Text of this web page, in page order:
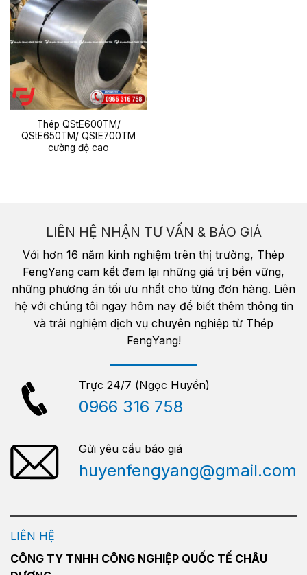
Thép QStE600TM/
QStE650TM/ QStE700TM
cường độ cao
LIÊN HỆ NHẬN TƯ VẤN & BÁO GIÁ
Với hơn 16 năm kinh nghiệm trên thị trường, Thép
FengYang cam kết đem lại những giá trị bền vững,
những phương án tối ưu nhất cho từng đơn hàng. Liên
hệ với chúng tôi ngay hôm nay để biết thêm thông tin
và trải nghiệm dịch vụ chuyên nghiệp từ Thép
FengYang!
Trực 24/7 (Ngọc Huyền)
0966 316 758
Gửi yêu cầu báo giá
huyenfengyang@gmail.com
LIÊN HỆ
CÔNG TY TNHH CÔNG NGHIỆP QUỐC TẾ CHÂU